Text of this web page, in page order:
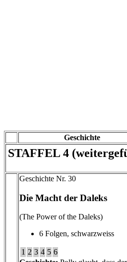
Geschichte
STAFFEL 4
Geschichte Nr. 30
Die Macht der Daleks
(The Power of the Daleks)
6 Folgen, schwarzweiss
1 2 3 4 5 6